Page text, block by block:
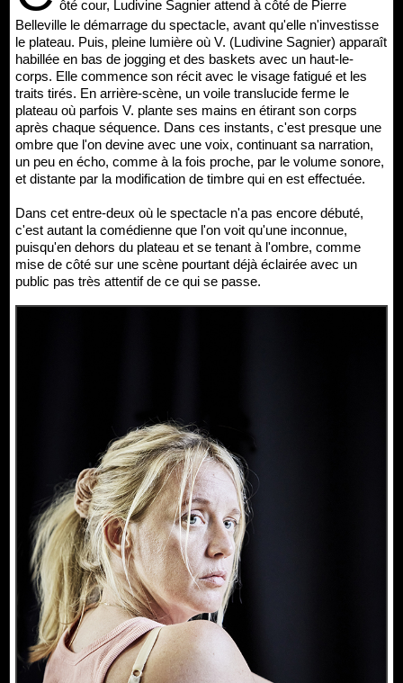
ôté cour, Ludivine Sagnier attend à côté de Pierre
Belleville le démarrage du spectacle, avant qu'elle n'investisse
le plateau. Puis, pleine lumière où V. (Ludivine Sagnier) apparaît
habillée en bas de jogging et des baskets avec un haut-le-
corps. Elle commence son récit avec le visage fatigué et les
traits tirés. En arrière-scène, un voile translucide ferme le
plateau où parfois V. plante ses mains en étirant son corps
après chaque séquence. Dans ces instants, c'est presque une
ombre que l'on devine avec une voix, continuant sa narration,
un peu en écho, comme à la fois proche, par le volume sonore,
et distante par la modification de timbre qui en est effectuée.
Dans cet entre-deux où le spectacle n'a pas encore débuté,
c'est autant la comédienne que l'on voit qu'une inconnue,
puisqu'en dehors du plateau et se tenant à l'ombre, comme
mise de côté sur une scène pourtant déjà éclairée avec un
public pas très attentif de ce qui se passe.